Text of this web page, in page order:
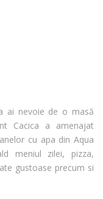
ai nevoie de o masă
Cacica a amenajat
cu apa din Aqua
meniul zilei, pizza,
gustoase precum si